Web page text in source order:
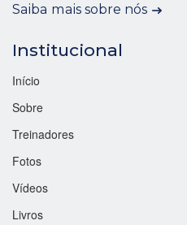
Saiba mais sobre nós
Institucional
Início
Sobre
Treinadores
Fotos
Vídeos
Livros